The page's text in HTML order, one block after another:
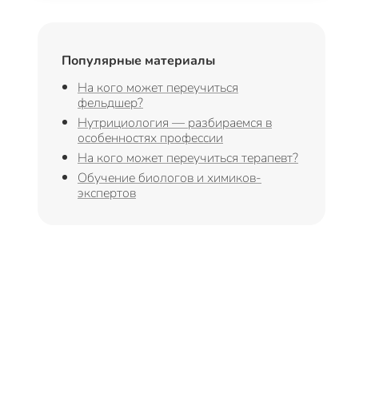
Популярные материалы
На кого может переучиться
фельдшер?
Нутрициология — разбираемся в
особенностях профессии
На кого может переучиться терапевт?
Обучение биологов и химиков-
экспертов